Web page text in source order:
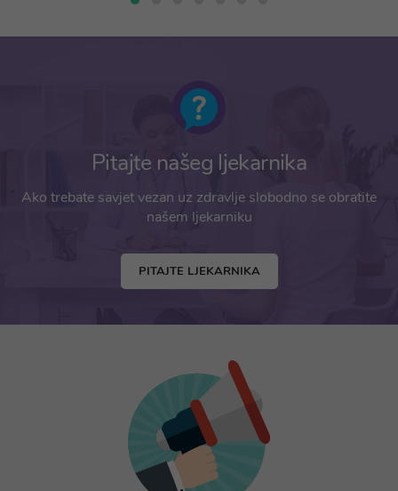
Pitajte našeg ljekarnika
Ako trebate savjet vezan uz zdravlje slobodno se obratite
našem ljekarniku
PITAJTE LJEKARNIKA